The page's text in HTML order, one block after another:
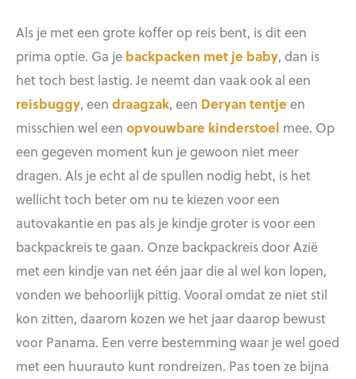
Als je met een grote koffer op reis bent, is dit een
prima optie. Ga je backpacken met je baby, dan is
het toch best lastig. Je neemt dan vaak ook al een
reisbuggy, een draagzak, een Deryan tentje en
misschien wel een opvouwbare kinderstoel mee. Op
een gegeven moment kun je gewoon niet meer
dragen. Als je echt al de spullen nodig hebt, is het
wellicht toch beter om nu te kiezen voor een
autovakantie en pas als je kindje groter is voor een
backpackreis te gaan. Onze backpackreis door Azië
met een kindje van net één jaar die al wel kon lopen,
vonden we behoorlijk pittig. Vooral omdat ze niet stil
kon zitten, daarom kozen we het jaar daarop bewust
voor Panama. Een verre bestemming waar je wel goed
met een huurauto kunt rondreizen. Pas toen ze bijna